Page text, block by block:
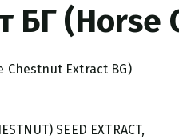
БГ
Chestnut Extract BG)
SEED EXTRACT,